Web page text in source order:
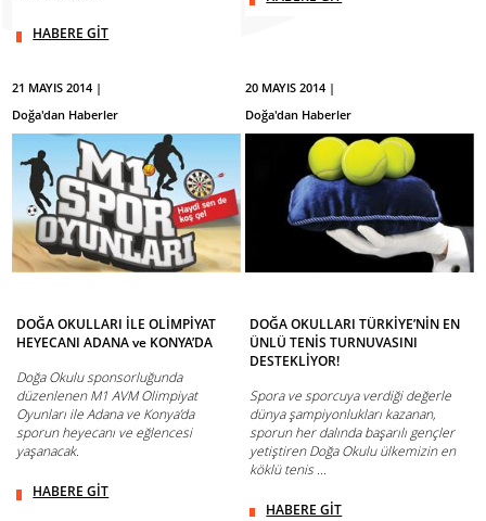
HABERE GİT
21 MAYIS 2014 |
Doğa'dan Haberler
DOĞA OKULLARI İLE OLİMPİYAT
HEYECANI ADANA ve KONYA’DA
Doğa Okulu sponsorluğunda
düzenlenen M1 AVM Olimpiyat
Oyunları ile Adana ve Konya’da
sporun heyecanı ve eğlencesi
yaşanacak.
HABERE GİT
20 MAYIS 2014 |
Doğa'dan Haberler
DOĞA OKULLARI TÜRKİYE’NİN EN
ÜNLÜ TENİS TURNUVASINI
DESTEKLİYOR!
Spora ve sporcuya verdiği değerle
dünya şampiyonlukları kazanan,
sporun her dalında başarılı gençler
yetiştiren Doğa Okulu ülkemizin en
köklü tenis ...
HABERE GİT